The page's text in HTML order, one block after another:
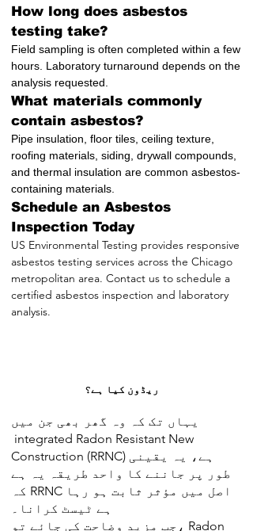
How long does asbestos
testing take?
Field sampling is often completed within a few
hours. Laboratory turnaround depends on the
analysis requested.
What materials commonly
contain asbestos?
Pipe insulation, floor tiles, ceiling texture,
roofing materials, siding, drywall compounds,
and thermal insulation are common asbestos-
containing materials.
Schedule an Asbestos
Inspection Today
US Environmental Testing provides responsive
asbestos testing services across the Chicago
metropolitan area. Contact us to schedule a
certified asbestos inspection and laboratory
analysis.
ریڈون کیا ہے؟
یہاں تک کہ وہ گھر بھی جن میں
integrated Radon Resistant New
Construction (RRNC) ہے، یہ یقینی
طور پر جاننے کا واحد طریقہ یہ ہے
کہ RRNC اصل میں مؤثر ثابت ہو رہا
جب مزید وضاحت کی جائے تو، Radon